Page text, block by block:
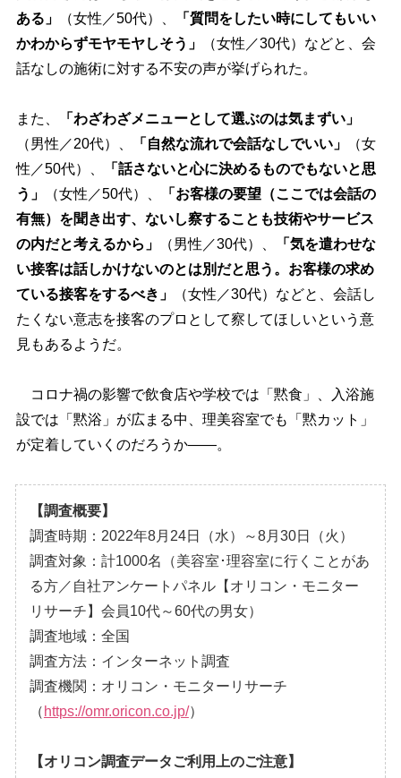
ある」
（女性／50代）、
「質問をしたい時にしてもいい
かわからずモヤモヤしそう」
（女性／30代）などと、会
話なしの施術に対する不安の声が挙げられた。
また、
「わざわざメニューとして選ぶのは気まずい」
（男性／20代）、
「自然な流れで会話なしでいい」
（女
性／50代）、
「話さないと心に決めるものでもないと思
う」
（女性／50代）、
「お客様の要望（ここでは会話の
有無）を聞き出す、ないし察することも技術やサービス
の内だと考えるから」
（男性／30代）、
「気を遣わせな
い接客は話しかけないのとは別だと思う。お客様の求め
ている接客をするべき」
（女性／30代）などと、会話し
たくない意志を接客のプロとして察してほしいという意
見もあるようだ。
コロナ禍の影響で飲食店や学校では「黙食」、入浴施
設では「黙浴」が広まる中、理美容室でも「黙カット」
が定着していくのだろうか――。
【調査概要】
調査時期：2022年8月24日（水）～8月30日（火）
調査対象：計1000名（美容室･理容室に行くことがあ
る方／自社アンケートパネル【オリコン・モニター
リサーチ】会員10代～60代の男女）
調査地域：全国
調査方法：インターネット調査
調査機関：オリコン・モニターリサーチ
（ https://omr.oricon.co.jp/）
【オリコン調査データご利用上のご注意】